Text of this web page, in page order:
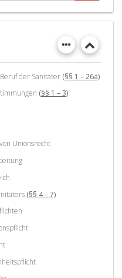
der Sanitäter (§§ 1 – 26a)
(§§ 1 – 3)
Unionsrecht
(§§ 4 – 7)